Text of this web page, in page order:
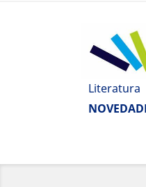
Literatura